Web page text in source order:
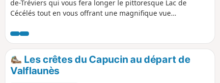
de-Tréviers qui vous fera longer le pittoresque Lac de
Cécélés tout en vous offrant une magnifique vue
Saint-Loup et l'Hortus.Le niveau est très accessible mais
quelques passages sont pentus.
Les crêtes du Capucin au départ de
Valflaunès